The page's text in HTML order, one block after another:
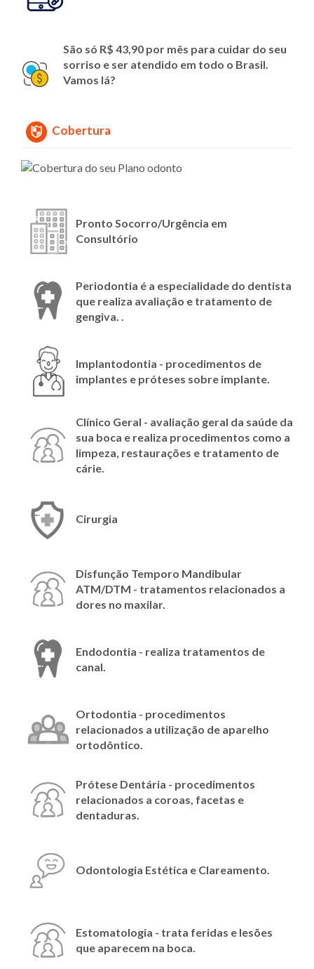
São só R$ 43,90 por mês para cuidar do seu
sorriso e ser atendido em todo o Brasil.
Vamos lá?
Cobertura
Pronto Socorro/Urgência em
Consultório
Periodontia é a especialidade do dentista
que realiza avaliação e tratamento de
gengiva. .
Implantodontia - procedimentos de
implantes e próteses sobre implante.
Clínico Geral - avaliação geral da saúde da
sua boca e realiza procedimentos como a
limpeza, restaurações e tratamento de
cárie.
Cirurgia
Disfunção Temporo Mandibular
ATM/DTM - tratamentos relacionados a
dores no maxilar.
Endodontia - realiza tratamentos de
canal.
Ortodontia - procedimentos
relacionados a utilização de aparelho
ortodôntico.
Prótese Dentária - procedimentos
relacionados a coroas, facetas e
dentaduras.
Odontologia Estética e Clareamento.
Estomatologia - trata feridas e lesões
que aparecem na boca.